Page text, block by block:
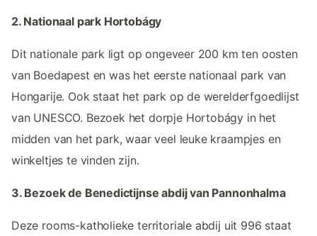
2. Nationaal park Hortobágy
Dit nationale park ligt op ongeveer 200 km ten oosten
van Boedapest en was het eerste nationaal park van
Hongarije. Ook staat het park op de werelderfgoedlijst
van UNESCO. Bezoek het dorpje Hortobágy in het
midden van het park, waar veel leuke kraampjes en
winkeltjes te vinden zijn.
3. Bezoek de Benedictijnse abdij van Pannonhalma
Deze rooms-katholieke territoriale abdij uit 996 staat